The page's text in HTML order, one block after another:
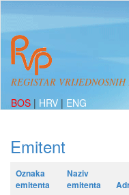
REGISTAR
BOS | HRV | ENG
Emitent
Oznaka
emitenta
Naziv
emitenta